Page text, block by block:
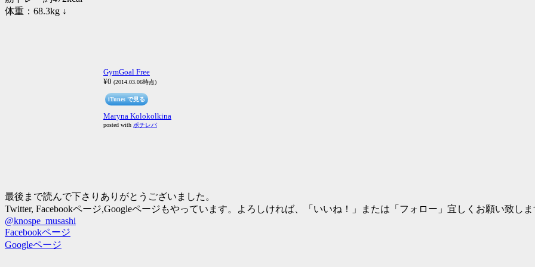
体重：68.3kg ↓
GymGoal Free
¥0 (2014.03.06時点)
iTunes で見る
Maryna Kolokolkina
posted with ポチレバ
最後まで読んで下さりありがとうございました。
Twitter, Facebookページ,Googleページもやっています。よろしければ、「いいね！」または「フォロー」宜しくお願い致し
@knospe_musashi
Facebookページ
Googleページ